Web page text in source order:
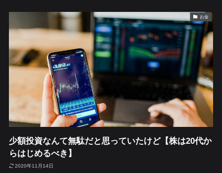
お金
少額投資なんて無駄だと思っていたけど【株は20代か
らはじめるべき】
2020年11月14日